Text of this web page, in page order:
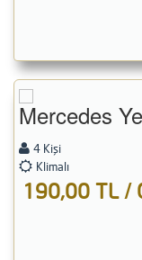
Mercedes
4 Kişi
Klimalı
190,00 TL /